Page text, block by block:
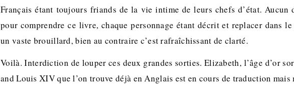
Français étant toujours friands de la vie intime de leurs chefs d’état. Aucun
pour comprendre ce livre, chaque personnage étant décrit et replacer dans le
un vaste brouillard, bien au contraire c’est rafraîchissant de clarté.
Voilà. Interdiction de louper ces deux grandes sorties. Elizabeth, l’âge d’or
and Louis XIV que l’on trouve déjà en Anglais est en cours de traduction mais